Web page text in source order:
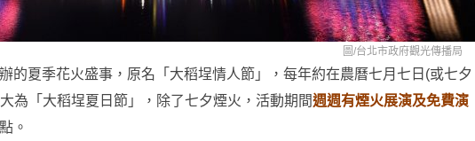
圖/台北市政府觀光傳播局
的夏季花火盛事，原名「大稻埕情人節」，每年約在農曆七月七日(或七夕
為「大稻埕夏日節」，除了七夕煙火，活動期間週週有煙火展演及免費演
。